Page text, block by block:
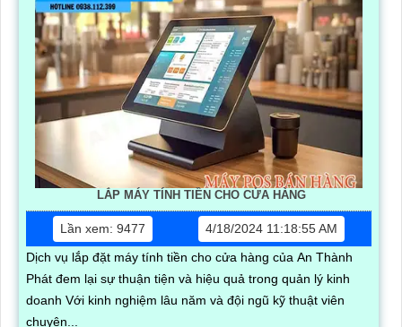
LẮP MÁY TÍNH TIỀN CHO CỬA HÀNG
Lần xem: 9477
4/18/2024 11:18:55 AM
Dịch vụ lắp đặt máy tính tiền cho cửa hàng của An Thành
Phát đem lại sự thuận tiện và hiệu quả trong quản lý kinh
doanh Với kinh nghiệm lâu năm và đội ngũ kỹ thuật viên
chuyên...